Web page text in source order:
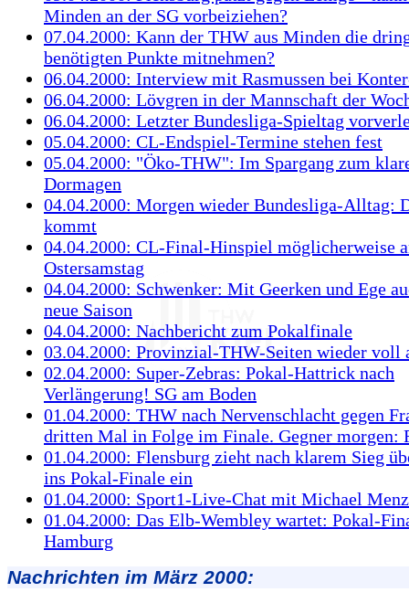
Minden an der SG vorbeiziehen?
07.04.2000: Kann der THW aus Minden die
benötigten Punkte mitnehmen?
06.04.2000: Interview mit Rasmussen bei
06.04.2000: Lövgren in der Mannschaft der
06.04.2000: Letzter Bundesliga-Spieltag
05.04.2000: CL-Endspiel-Termine stehen fest
05.04.2000: "Öko-THW": Im Spargang zum
Dormagen
04.04.2000: Morgen wieder Bundesliga-Alltag:
kommt
04.04.2000: CL-Final-Hinspiel möglicherweise
Ostersamstag
04.04.2000: Schwenker: Mit Geerken und Ege
neue Saison
04.04.2000: Nachbericht zum Pokalfinale
03.04.2000: Provinzial-THW-Seiten wieder voll
02.04.2000: Super-Zebras: Pokal-Hattrick nach
Verlängerung! SG am Boden
01.04.2000: THW nach Nervenschlacht gegen
dritten Mal in Folge im Finale. Gegner morgen:
01.04.2000: Flensburg zieht nach klarem Sieg
ins Pokal-Finale ein
01.04.2000: Sport1-Live-Chat mit Michael
01.04.2000: Das Elb-Wembley wartet: Pokal-
Hamburg
Nachrichten im März 2000: